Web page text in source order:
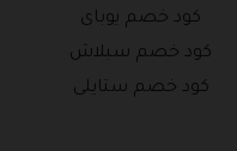
كود خصم يوباى
كود خصم سبلاش
كود خصم ستايلى